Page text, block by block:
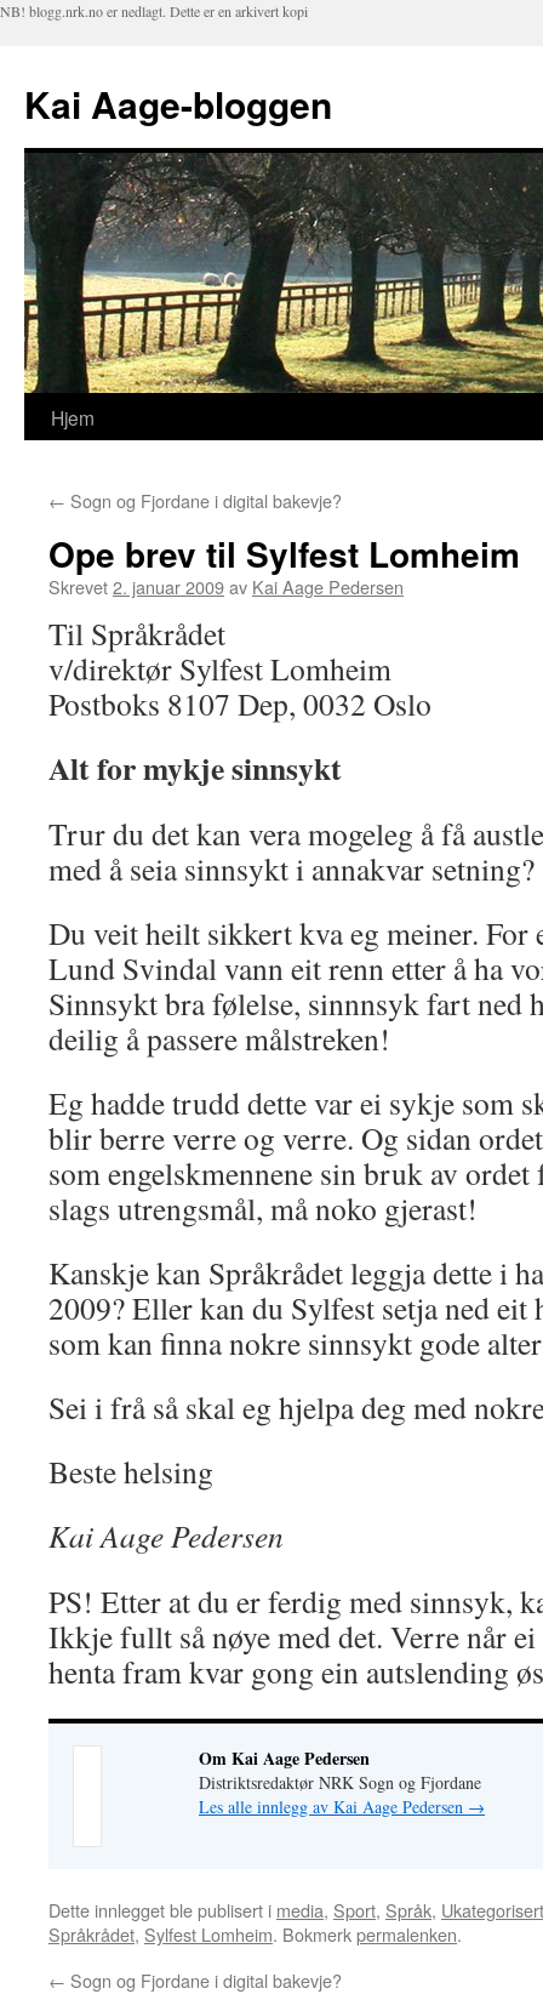
NB! blogg.nrk.no er nedlagt. Dette er en arkivert kopi
Kai Aage-bloggen
Hopp
innhold
Hjem
← Sogn og Fjordane i digital bakevje?
Ope brev til Sylfest Lomheim
Skrevet2. januar 2009av Kai Aage Pedersen
Til Språkrådet
v/direktør Sylfest Lomheim
Postboks 8107 Dep, 0032 Oslo
Alt for mykje sinnsykt
Trur du det kan vera mogeleg å få
med å seia sinnsykt i annakvar setning?
Du veit heilt sikkert kva eg meiner. For
Lund Svindal vann eit renn etter å ha
Sinnsykt bra følelse, sinnnsyk fart ned
deilig å passere målstreken!
Eg hadde trudd dette var ei sykje som
blir berre verre og verre. Og sidan
som engelskmennene sin bruk av
slags utrengsmål, må noko gjerast!
Kanskje kan Språkrådet leggja dette i
2009? Eller kan du Sylfest setja ned eit
som kan finna nokre sinnsykt gode
Sei i frå så skal eg hjelpa deg med
Beste helsing
Kai Aage Pedersen
PS! Etter at du er ferdig med sinnsyk,
Ikkje fullt så nøye med det. Verre når
henta fram kvar gong ein autslending
Om Kai Aage Pedersen
Distriktsredaktør NRK Sogn og Fjordane
Les alle innlegg av Kai Aage Pedersen →
Dette innlegget ble publisert i media, Sport, Språk, Ukategorisert
Språkrådet, Sylfest Lomheim. Bokmerkpermalenken.
← Sogn og Fjordane i digital bakevje?